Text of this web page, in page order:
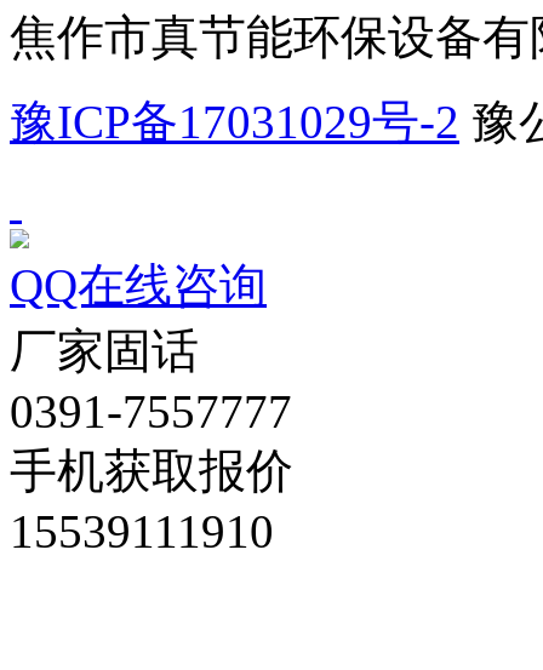
焦作市真节能环保设备
豫ICP备17031029号-2 豫
QQ在线咨询
厂家固话
0391-7557777
手机获取报价
15539111910